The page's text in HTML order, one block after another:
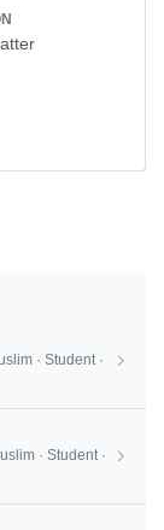
· Student ·
· Student ·